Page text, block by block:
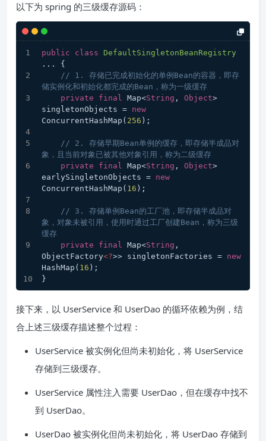
以下为 spring 的三级缓存源码：
public class
DefaultSingletonBeanRegistry
... {
// 1. 存储已完成初始化的单例Bean的容器，即存
储实例化和初始化都完成的Bean，称为一级缓存
private
final Map<String , Object>
singletonObjects = new
ConcurrentHashMap( 256 );
// 2. 存储早期Bean单例的缓存，即存储半成品对
象，且当前对象已被其他对象引用，称为二级缓存
private
final Map<String , Object>
earlySingletonObjects = new
ConcurrentHashMap( 16 );
// 3. 存储单例Bean的工厂池，即存储半成品对
象，对象未被引用，使用时通过工厂创建Bean，称为三级
缓存
private
final Map<String ,
ObjectFactory<?>> singletonFactories = new
HashMap( 16 );
}
接下来，以 UserService 和 UserDao 的循环依赖为例，结
合上述三级缓存描述整个过程：
UserService 被实例化但尚未初始化，将 UserService
存储到三级缓存。
UserService 属性注入需要 UserDao，但在缓存中找不
到 UserDao。
UserDao 被实例化但尚未初始化，将 UserDao 存储到